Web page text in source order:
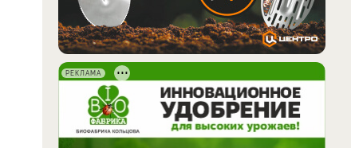
РЕКЛАМА